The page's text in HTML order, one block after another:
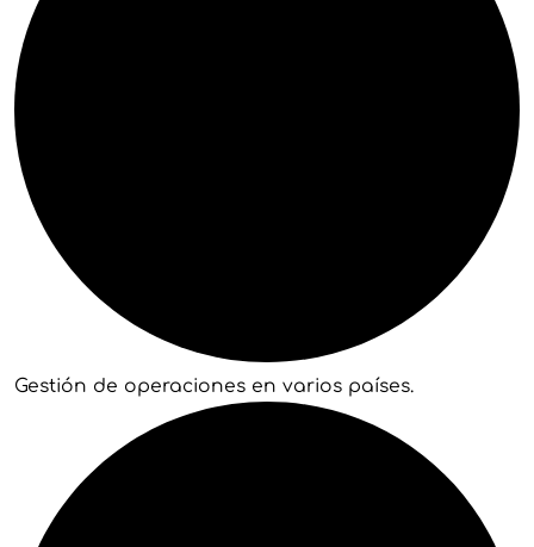
Gestión de operaciones en varios países.